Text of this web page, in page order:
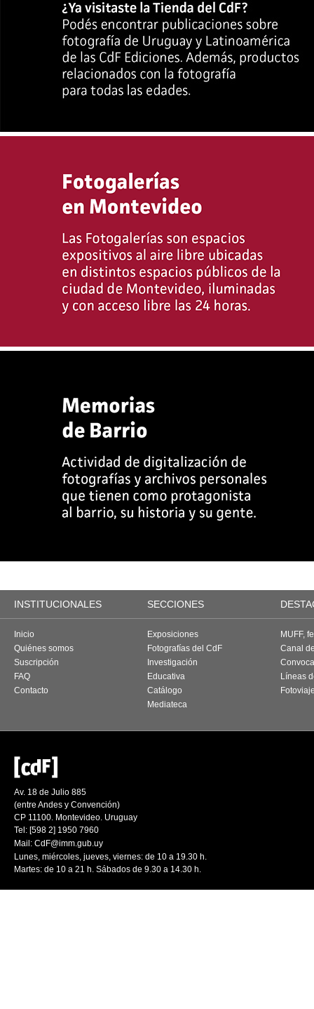
INSTITUCIONALES SECCIONES
Inicio
Quiénes somos
Suscripción
FAQ
Contacto
Exposiciones
Fotografías del CdF
Investigación
Educativa
Catálogo
Mediateca
MUFF,
Canal
Líneas
Av. 18 de Julio 885
(entre Andes y Convención)
CP 11100. Montevideo. Uruguay
Tel: [598 2] 1950 7960
Mail: CdF@imm.gub.uy
Lunes, miércoles, jueves, viernes: de 10 a 19.30 h.
Martes: de 10 a 21 h. Sábados de 9.30 a 14.30 h.